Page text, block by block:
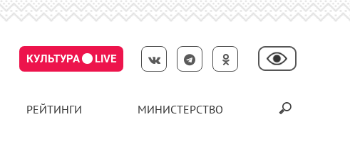
КУЛЬТУРА LIVE
РЕЙТИНГИ МИНИСТЕРСТВО